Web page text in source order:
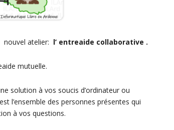
atelier: l’ entreaide collaborative .
mutuelle.
solution à vos soucis d’ordinateur ou
l’ensemble des personnes présentes qui
à vos questions.